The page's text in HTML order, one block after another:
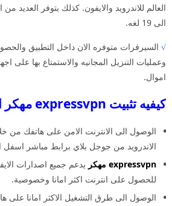
العالم للاندرويد والايفون. كذلك يتوفر العديد
الى 19 لغه.
√ السيرفرات متوفره الان داخل التطبيق
وعمليات التنزيل المجانيه والاستمتاع بها على
اموال.
كيفيه تثبيت expressvpn مهكر اخر اصدار
الوصول الى الانترنت الامن على هاتفك من
الاندرويد من جوجل بلاي برابط مباشر اسفل
expressvpn مهكر
يدعم جميع اصدارات
للحصول على انترنت اكثر امانا وخصوصية.
الوصول الى طرق التشغيل الاكثر امانا على